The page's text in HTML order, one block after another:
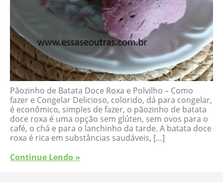
Pãozinho de Batata Doce Roxa e Polvilho – Como
fazer e Congelar Delicioso, colorido, dá para congelar,
é econômico, simples de fazer, o pãozinho de batata
doce roxa é uma opção sem glúten, sem ovos para o
café, o chá e para o lanchinho da tarde. A batata doce
roxa é rica em substâncias saudáveis, […]
Continue Lendo »